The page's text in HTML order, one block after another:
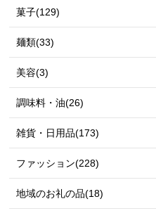
菓子(129)
麺類(33)
美容(3)
調味料・油(26)
雑貨・日用品(173)
ファッション(228)
地域のお礼の品(18)